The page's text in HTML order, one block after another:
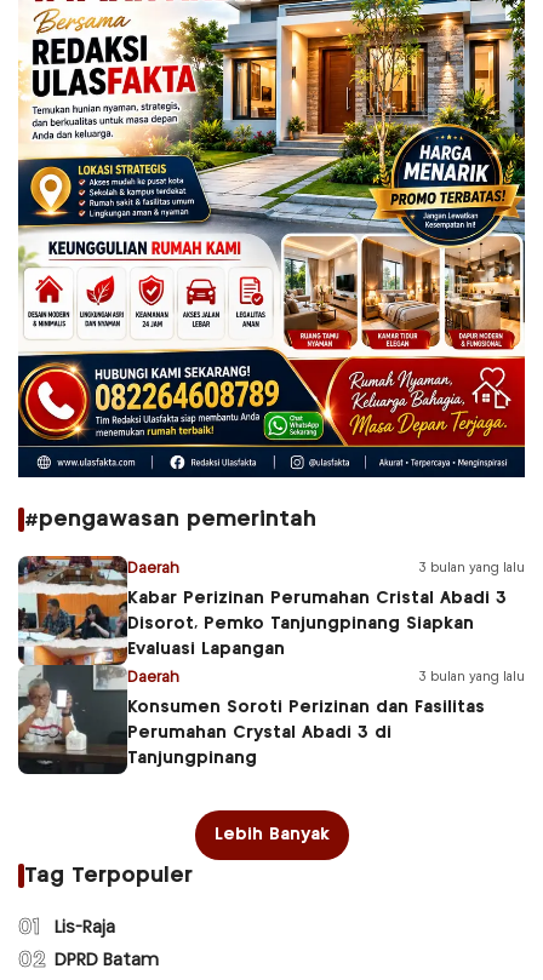
#pengawasan pemerintah
Daerah 3 bulan yang lalu
Kabar Perizinan Perumahan Cristal Abadi 3
Disorot, Pemko Tanjungpinang Siapkan
Evaluasi Lapangan
Daerah 3 bulan yang lalu
Konsumen Soroti Perizinan dan Fasilitas
Perumahan Crystal Abadi 3 di
Tanjungpinang
Lebih Banyak
Tag Terpopuler
01 Lis-Raja
02 DPRD Batam